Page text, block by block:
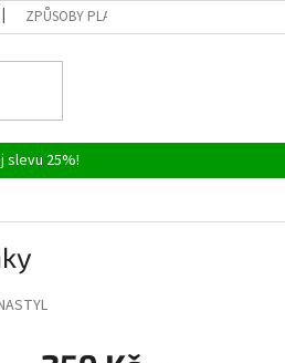
ZPŮSOBY PLATBY
slevu 25%!